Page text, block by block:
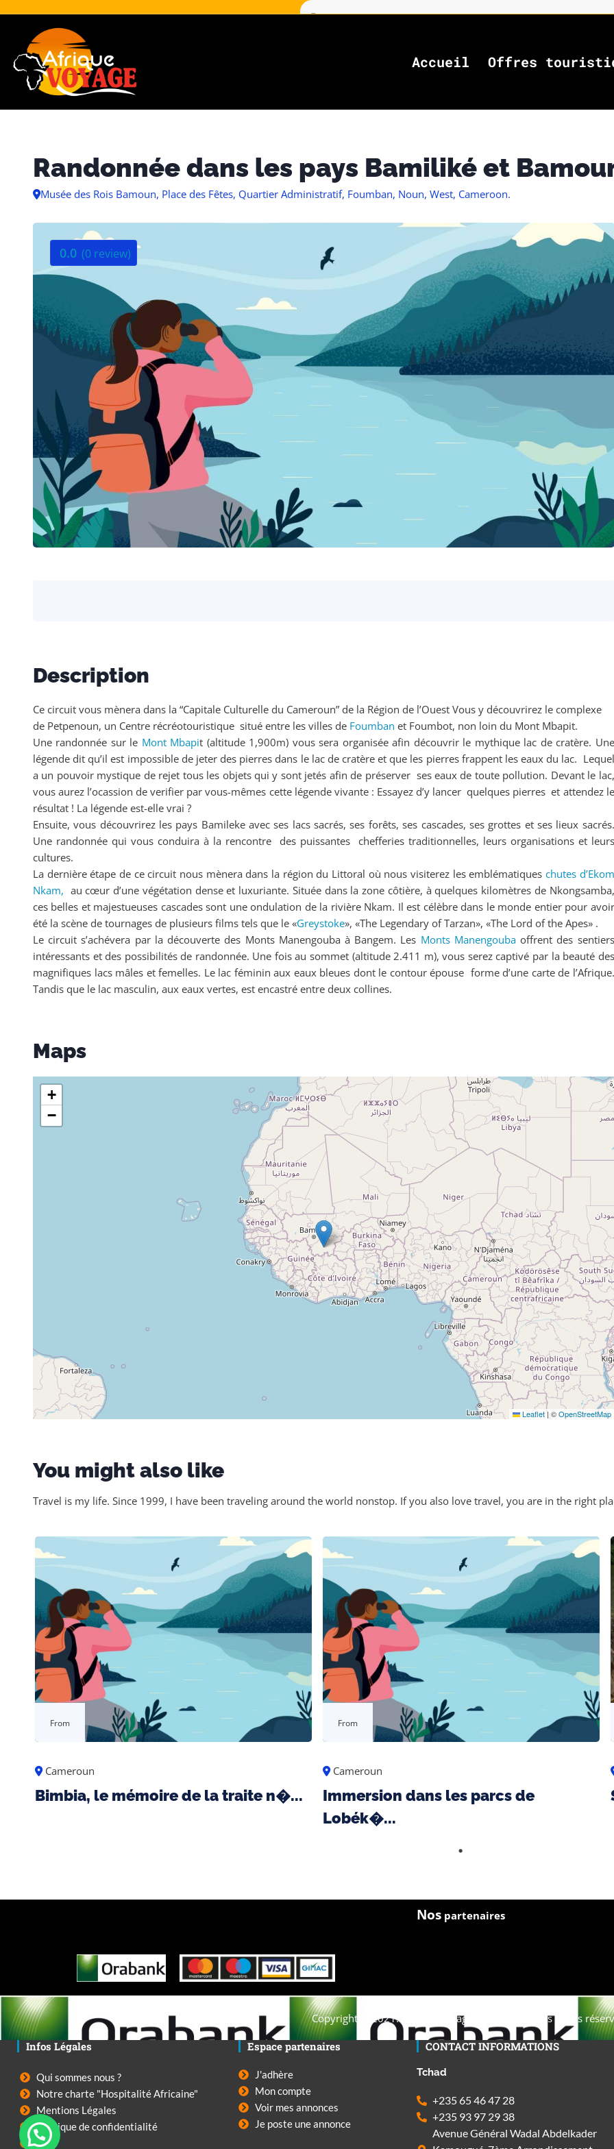
Accueil Offres
Randonnée dans les pays Bamiliké et
Musée des Rois Bamoun, Place des Fêtes, Quartier Administratif, Foumban, Noun, West, Cameroon.
0.0 (0 review)
Description
Ce circuit vous mènera dans la “Capitale Culturelle du Cameroun” de la Région de l’Ouest Vous y découvrirez le complexe
de Petpenoun, un Centre récréotouristique situé entre les villes de Foumban et Foumbot, non loin du Mont Mbapit.
Une randonnée sur le Mont Mbapit (altitude 1,900m) vous sera organisée afin découvrir le mythique lac de cratère. Une
légende dit qu’il est impossible de jeter des pierres dans le lac de cratère et que les pierres frappent les eaux du lac. Lequel
a un pouvoir mystique de rejet tous les objets qui y sont jetés afin de préserver ses eaux de toute pollution. Devant le lac,
vous aurez l’ocassion de verifier par vous-mêmes cette légende vivante : Essayez d’y lancer quelques pierres et attendez le
résultat ! La légende est-elle vrai ?
Ensuite, vous découvrirez les pays Bamileke avec ses lacs sacrés, ses forêts, ses cascades, ses grottes et ses lieux sacrés.
Une randonnée qui vous conduira à la rencontre des puissantes chefferies traditionnelles, leurs organisations et leurs
cultures.
La dernière étape de ce circuit nous mènera dans la région du Littoral où nous visiterez les emblématiques chutes d’Ekom
Nkam, au cœur d’une végétation dense et luxuriante. Située dans la zone côtière, à quelques kilomètres de Nkongsamba,
ces belles et majestueuses cascades sont une ondulation de la rivière Nkam. Il est célèbre dans le monde entier pour avoir
été la scène de tournages de plusieurs films tels que le «Greystoke», «The Legendary of Tarzan», «The Lord of the Apes» .
Le circuit s’achévera par la découverte des Monts Manengouba à Bangem. Les Monts Manengoubaoffrent des sentiers
intéressants et des possibilités de randonnée. Une fois au sommet (altitude 2.411 m), vous serez captivé par la beauté des
magnifiques lacs mâles et femelles. Le lac féminin aux eaux bleues dont le contour épouse forme d’une carte de l’Afrique.
Tandis que le lac masculin, aux eaux vertes, est encastré entre deux collines.
Maps
+
−
Leaflet | ©OpenStreetMap
You might also like
Travel is my life. Since 1999, I have been traveling around the world nonstop. If you also love travel, you are in the right
From
Cameroun
Bimbia, le mémoire de la traite n�...
From
Cameroun
Immersion dans les parcs de
Lobék�...
Nospartenaires
Copyright © 2021. Afrique-voyage-découverte tous droits
Infos Légales
Qui sommes nous ?
Notre charte "Hospitalité Africaine"
Mentions Légales
Politique de confidentialité
CGU
Espace partenaires
J'adhère
Mon compte
Voir mes annonces
Je poste une annonce
CONTACT INFORMATIONS
Tchad
+235 65 46 47 28
+235 93 97 29 38
Avenue Général Wadal Abdelkader
1